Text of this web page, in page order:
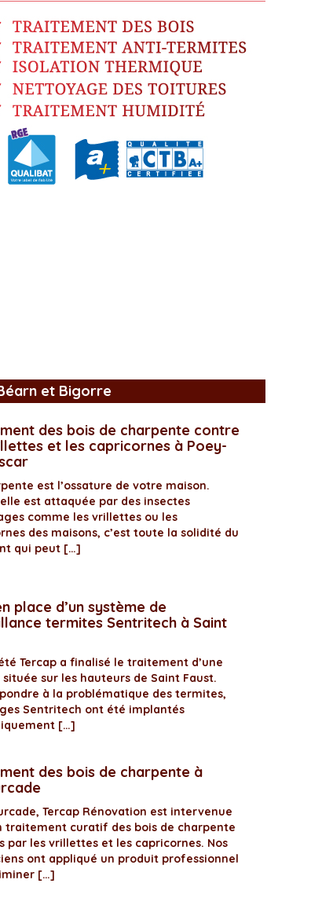
et Bigorre
des bois de charpente contre
et les capricornes à Poey-
est l’ossature de votre maison.
est attaquée par des insectes
comme les vrillettes ou les
des maisons, c’est toute la solidité du
qui peut […]
place d’un système de
termites Sentritech à Saint
Tercap a finalisé le traitement d’une
située sur les hauteurs de Saint Faust.
à la problématique des termites,
Sentritech ont été implantés
[…]
des bois de charpente à
Tercap Rénovation est intervenue
traitement curatif des bois de charpente
par les vrillettes et les capricornes. Nos
ont appliqué un produit professionnel
[…]